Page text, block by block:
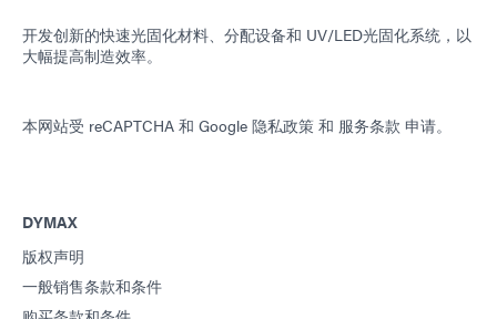
开发创新的快速光固化材料、分配设备和 UV/LED光固化系统，以
大幅提高制造效率。
本网站受 reCAPTCHA 和 Google 隐私政策 和 服务条款 申请。
DYMAX
版权声明
一般销售条款和条件